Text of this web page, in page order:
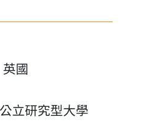
英國
立研究型大學